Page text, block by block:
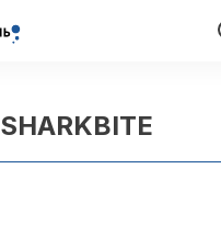
SHARKBITE